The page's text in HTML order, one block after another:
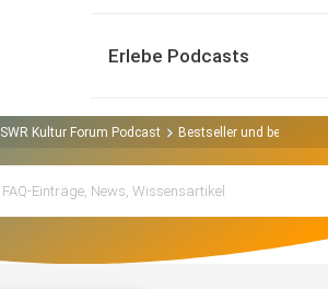
Erlebe Podcasts
SWR Kultur Forum Podcast Bestseller und beste